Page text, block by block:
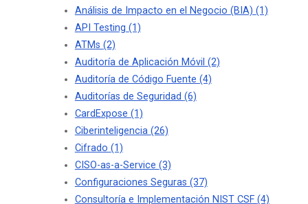
Análisis de Impacto en el Negocio (BIA) (1)
API Testing (1)
ATMs (2)
Auditoría de Aplicación Móvil (2)
Auditoría de Código Fuente (4)
Auditorías de Seguridad (6)
CardExpose (1)
Ciberinteligencia (26)
Cifrado (1)
CISO-as-a-Service (3)
Configuraciones Seguras (37)
Consultoría e Implementación NIST CSF (4)